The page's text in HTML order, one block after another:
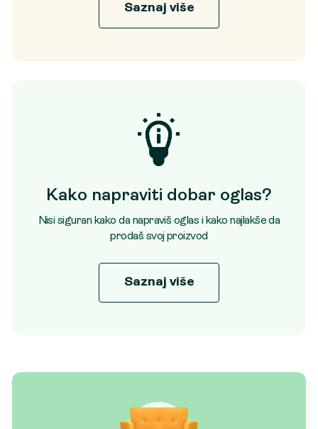
Saznaj više
Kako napraviti dobar oglas?
Nisi siguran kako da napraviš oglas i kako najlakše da
prodaš svoj proizvod
Saznaj više